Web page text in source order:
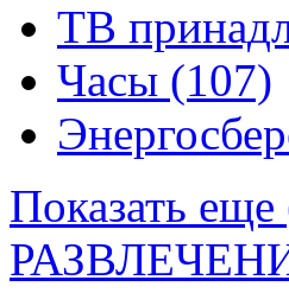
ТВ
Часы (107)
Показать еще